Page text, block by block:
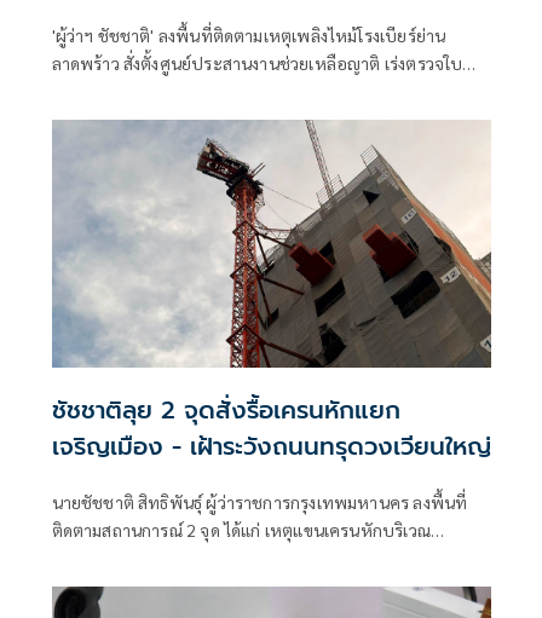
'ผู้ว่าฯ ชัชชาติ' ลงพื้นที่ติดตามเหตุเพลิงไหม้โรงเบียร์ย่าน
ลาดพร้าว สั่งตั้งศูนย์ประสานงานช่วยเหลือญาติ เร่งตรวจใบ
ชัชชาติลุย 2 จุดสั่งรื้อเครนหักแยก
เจริญเมือง - เฝ้าระวังถนนทรุดวงเวียนใหญ่
นายชัชชาติ สิทธิพันธุ์ ผู้ว่าราชการกรุงเทพมหานคร ลงพื้นที่
ติดตามสถานการณ์ 2 จุด ได้แก่ เหตุแขนเครนหักบริเวณ
เขตปทุมวัน และจุดถนนทรุดบริเวณวงเวียนใหญ่